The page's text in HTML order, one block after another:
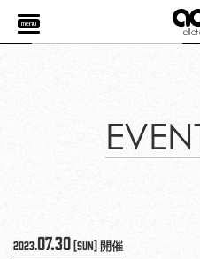
menu
2023.07.30[Sun]開催